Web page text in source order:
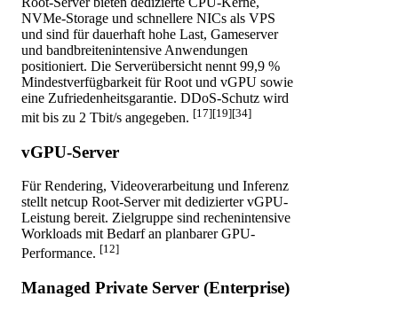
NVMe-Storage und schnellere NICs als VPS
und sind für dauerhaft hohe Last, Gameserver
und bandbreitenintensive Anwendungen
positioniert. Die Serverübersicht nennt 99,9 %
Mindestverfügbarkeit für Root und vGPU sowie
eine Zufriedenheitsgarantie. DDoS-Schutz wird
mit bis zu 2 Tbit/s angegeben. [17][19][34]
vGPU-Server
Für Rendering, Videoverarbeitung und Inferenz
stellt netcup Root-Server mit dedizierter vGPU-
Leistung bereit. Zielgruppe sind rechenintensive
Workloads mit Bedarf an planbarer GPU-
Performance. [12]
Managed Private Server (Enterprise)